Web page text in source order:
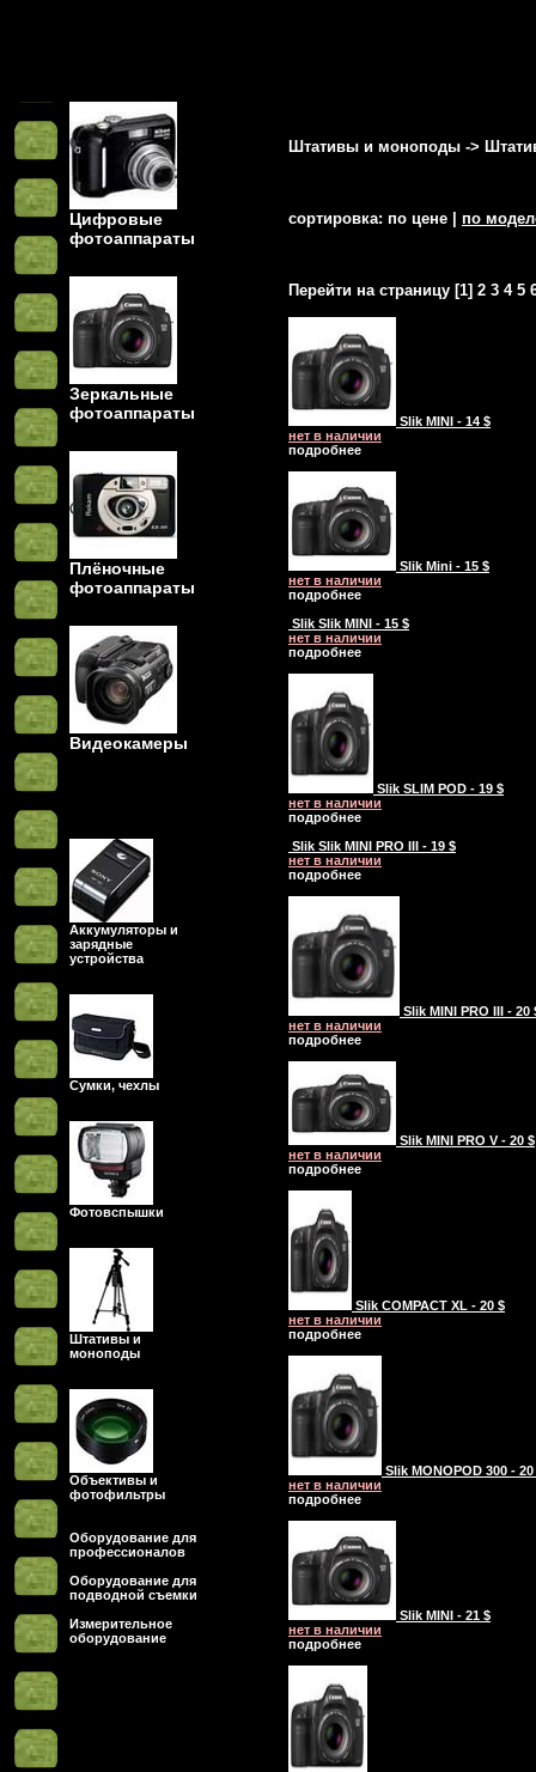
Цифровые
фотоаппараты
Зеркальные
фотоаппараты
Плёночные
фотоаппараты
Видеокамеры
Аккумуляторы и
зарядные
устройства
Сумки, чехлы
Фотовспышки
Штативы и
моноподы
Объективы и
фотофильтры
Оборудование для
профессионалов
Оборудование для
подводной съемки
Измерительное
оборудование
Штативы и моноподы ->
сортировка: по цене | по
Перейти на страницу [1] 2 3 4 5
Slik MINI - 14 $
нет в наличии
подробнее
Slik Mini - 15 $
нет в наличии
подробнее
Slik Slik MINI - 15 $
нет в наличии
подробнее
Slik SLIM POD - 19 $
нет в наличии
подробнее
Slik Slik MINI PRO III - 19 $
нет в наличии
подробнее
Slik MINI PRO III - 20
нет в наличии
подробнее
Slik MINI PRO V - 20 $
нет в наличии
подробнее
Slik COMPACT XL - 20 $
нет в наличии
подробнее
Slik MONOPOD 300 - 20
нет в наличии
подробнее
Slik MINI - 21 $
нет в наличии
подробнее